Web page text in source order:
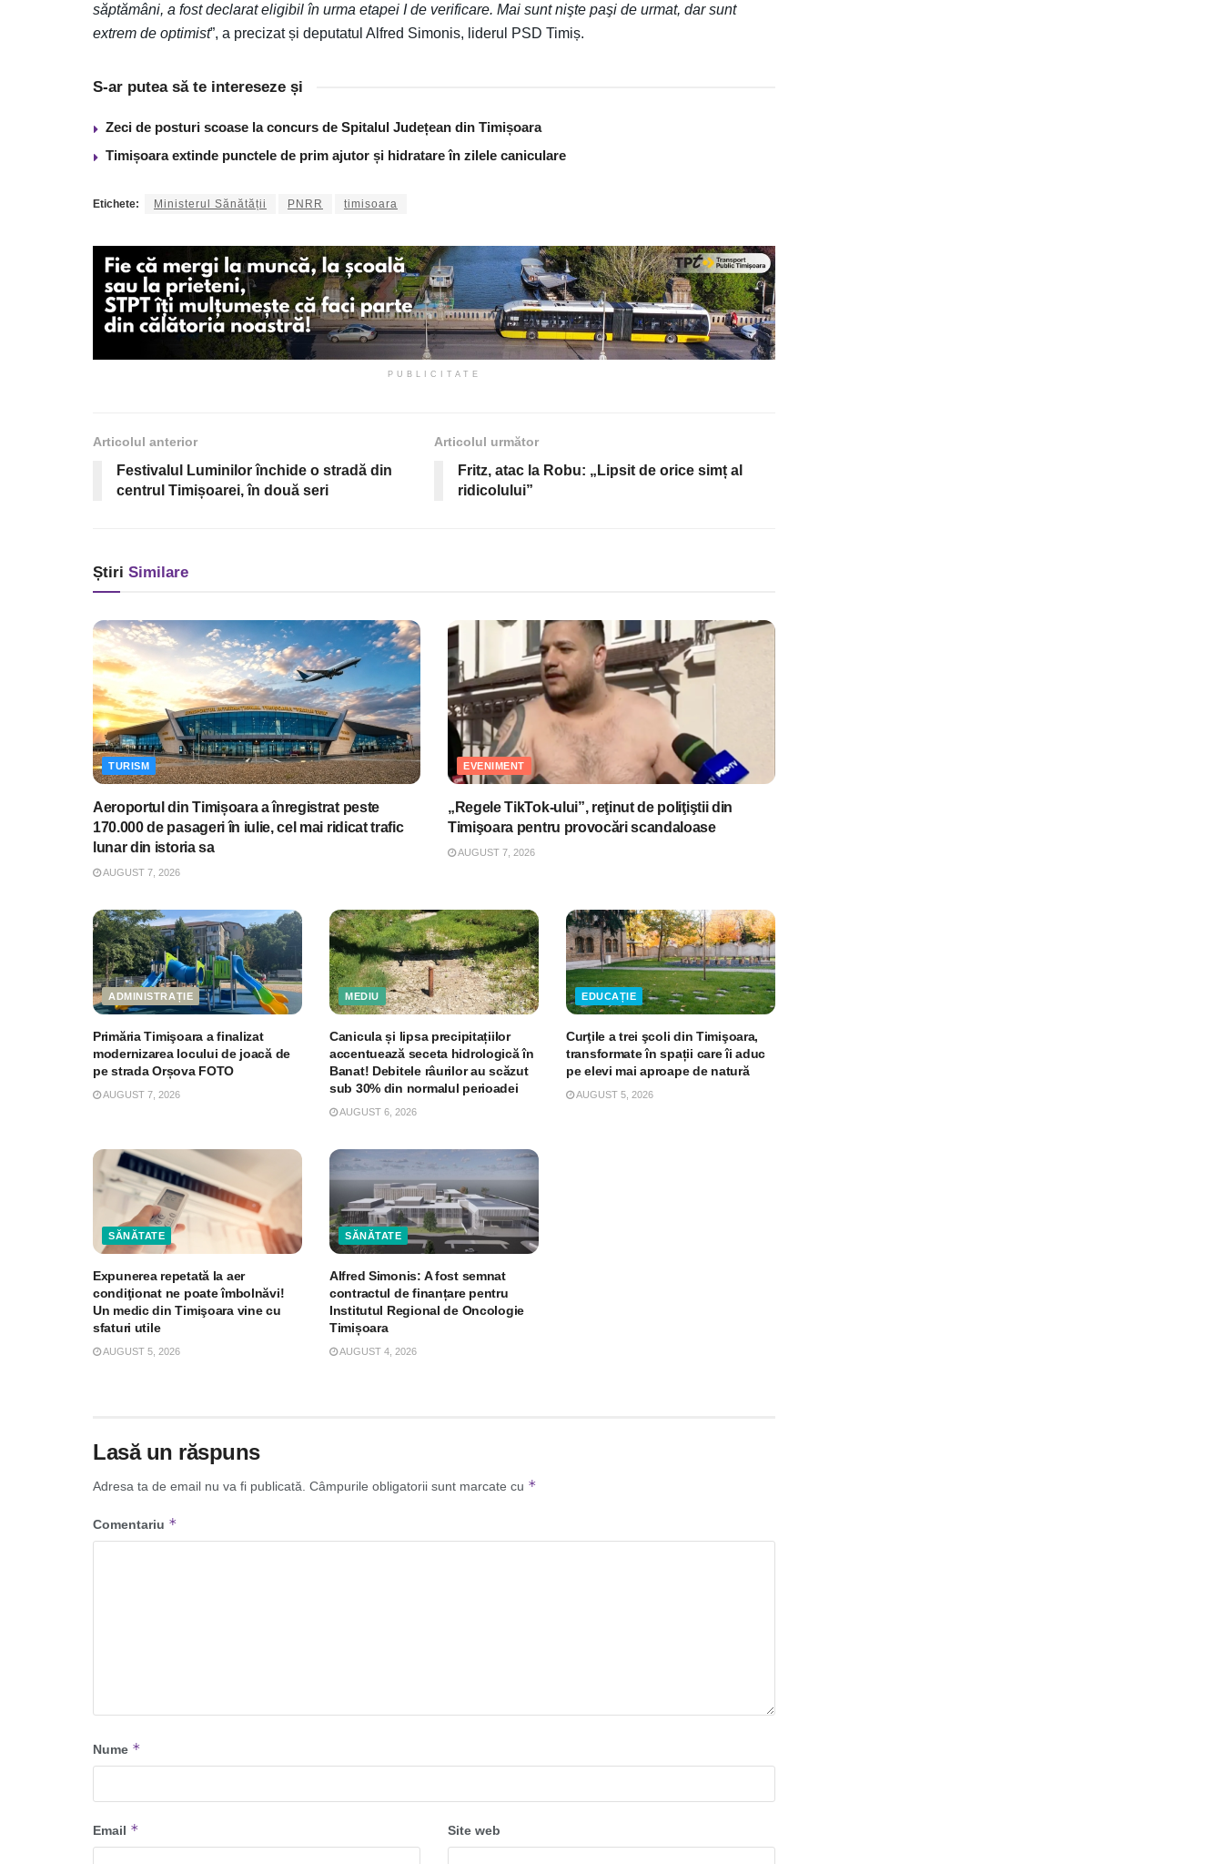
săptămâni, a fost declarat eligibil în urma etapei I de verificare. Mai sunt nişte paşi de urmat, dar sunt
extrem de optimist”, a precizat și deputatul Alfred Simonis, liderul PSD Timiș.
S-ar putea să te intereseze și
Zeci de posturi scoase la concurs de Spitalul Județean din Timișoara
Timișoara extinde punctele de prim ajutor și hidratare în zilele caniculare
Etichete: Ministerul Sănătății PNRR timisoara
PUBLICITATE
Articolul anterior
Festivalul Luminilor închide o stradă din
centrul Timișoarei, în două seri
Articolul următor
Fritz, atac la Robu: „Lipsit de orice simț al
ridicolului”
Știri Similare
TURISM
Aeroportul din Timișoara a înregistrat peste
170.000 de pasageri în iulie, cel mai ridicat trafic
lunar din istoria sa
AUGUST 7, 2026
EVENIMENT
„Regele TikTok-ului”, reţinut de poliţiştii din
Timişoara pentru provocări scandaloase
AUGUST 7, 2026
ADMINISTRAȚIE
Primăria Timişoara a finalizat
modernizarea locului de joacă de
pe strada Orșova FOTO
AUGUST 7, 2026
MEDIU
Canicula și lipsa precipitațiilor
accentuează seceta hidrologică în
Banat! Debitele râurilor au scăzut
sub 30% din normalul perioadei
AUGUST 6, 2026
EDUCAȚIE
Curţile a trei şcoli din Timişoara,
transformate în spații care îi aduc
pe elevi mai aproape de natură
AUGUST 5, 2026
SĂNĂTATE
Expunerea repetată la aer
condiţionat ne poate îmbolnăvi!
Un medic din Timişoara vine cu
sfaturi utile
AUGUST 5, 2026
SĂNĂTATE
Alfred Simonis: A fost semnat
contractul de finanțare pentru
Institutul Regional de Oncologie
Timișoara
AUGUST 4, 2026
Lasă un răspuns
Adresa ta de email nu va fi publicată. Câmpurile obligatorii sunt marcate cu *
Comentariu *
Nume *
Email * Site web